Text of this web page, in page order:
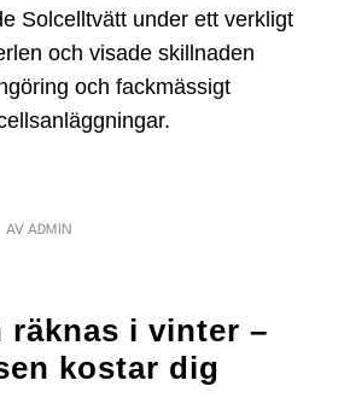
Solcelltvätt under ett verkligt
och visade skillnaden
och fackmässigt
AV ADMIN
räknas i vinter –
kostar dig